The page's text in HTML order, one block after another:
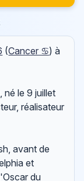
(Cancer ♋) à
né le 9 juillet
réalisateur
avant de
et
du